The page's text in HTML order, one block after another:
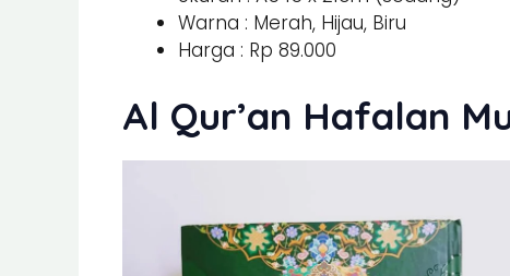
Warna : Merah, Hijau, Biru
Harga : Rp 89.000
Al Qur’an Hafalan